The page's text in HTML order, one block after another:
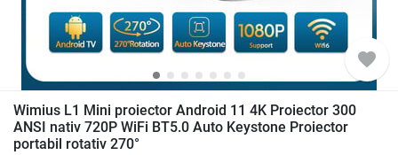
favorite
Wimius L1 Mini proiector Android 11 4K Proiector 300
ANSI nativ 720P WiFi BT5.0 Auto Keystone Proiector
portabil rotativ 270°